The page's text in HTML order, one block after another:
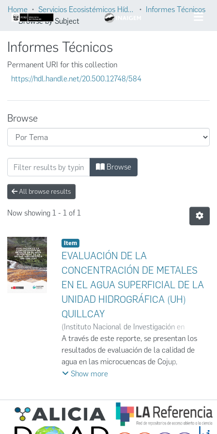
Home Servicios Ecosistémicos Hídricos
Informes Técnicos
Browse by Subject
Informes Técnicos
Permanent URI for this collection
https://hdl.handle.net/20.500.12748/584
Browse
Browsing Informes Técnicos by Subject
Browse
All browse results
Now showing 1 - 1 of 1
Item
EVALUACIÓN DE LA
CONCENTRACIÓN DE METALES
EN EL AGUA SUPERFICIAL DE LA
UNIDAD HIDROGRÁFICA (UH)
QUILLCAY
(Instituto Nacional de Investigación en
Glaciares y Ecosistemas de Montaña,2024-
12)Instituto Nacional de Investigación en
Glaciares y Ecosistemas de Montaña
INAIGEM
A través de este reporte, se presentan los
resultados de evaluación de la calidad de
agua en las microcuencas de Cojup,
Quillcayhuanca y Shallap, además de su
último punto de evaluación comparado con el
ECA para agua categoría 3 y con el
Reglamento de la Calidad del Agua para
Show more